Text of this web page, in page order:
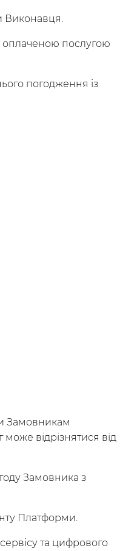
Виконавця.
оплаченою послугою
погодження із
Замовникам
може відрізнятися від
Замовника з
Платформи.
та цифрового